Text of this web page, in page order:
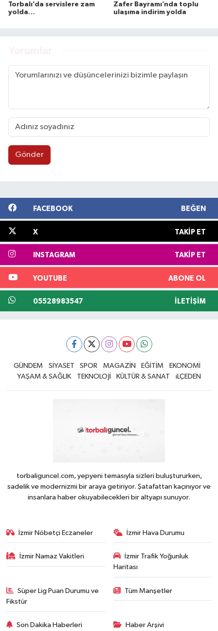
Torbalı’da servislere zam
yolda…
Zafer Bayramı’nda toplu
ulaşıma indirim yolda
Gönder
FACEBOOK BEĞEN
X TAKIP ET
INSTAGRAM TAKIP ET
YOUTUBE ABONE OL
05528983547 İLETIŞIM
GÜNDEM SİYASET SPOR MAGAZİN EĞİTİM
EKONOMİ
YAŞAM & SAĞLIK
TEKNOLOJİ KÜLTÜR & SANAT iLÇEDEN
torbaliguncel.com, yepyeni temasıyla sizleri buluştururken,
sadelik ve modernizmi bir araya getiriyor. Şatafattan kaçınıyor ve
insanlara haber okuyabilecekleri bir altyapı sunuyor.
İzmir Nöbetçi Eczaneler İzmir Hava Durumu
İzmir Namaz Vakitleri
İzmir Trafik Yoğunluk
Haritası
Süper Lig Puan Durumu ve
Fikstür
Tüm Manşetler
Son Dakika Haberleri Haber Arşivi